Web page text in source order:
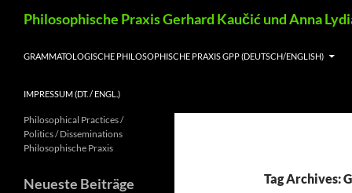
Philosophische Praxis Gerhard Kaučić und Anna
GRAMMATOLOGISCHE PHILOSOPHISCHE PRAXIS GPP (DEUTSCH/ENGLISH)
IMPRESSUM (DT. / ENGL.)
Tag Archives:
Philosophical Practices /
Politics / Disseminations
Philosophische Praxis
Neueste Beiträge